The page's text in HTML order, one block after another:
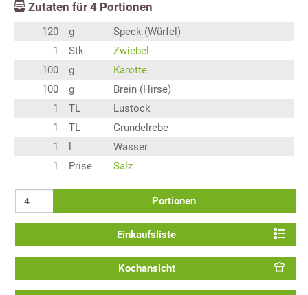
Zutaten für 4 Portionen
120 g
Speck (Würfel)
1
Stk
Zwiebel
100
g
Karotte
100
g
Brein (Hirse)
1
TL
Lustock
1
TL
Grundelrebe
1
Wasser
1
Prise Salz
Portionen
Einkaufsliste
Kochansicht